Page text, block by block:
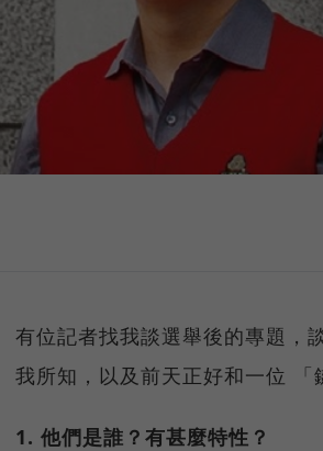
有位記者找我談選舉後的專題，
我所知，以及前天正好和一位
1. 他們是誰？有甚麼特性？